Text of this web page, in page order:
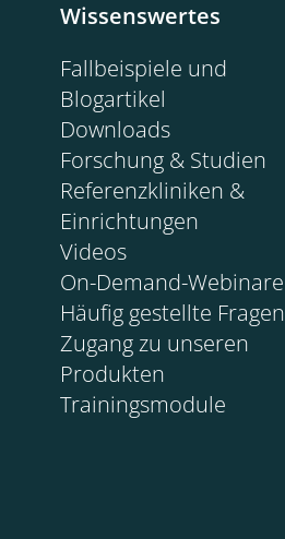
Wissenswertes
Fallbeispiele und
Blogartikel
Downloads
Forschung & Studien
Referenzkliniken &
Einrichtungen
Videos
On-Demand-Webinare
Häufig gestellte Fragen
Zugang zu unseren
Produkten
Trainingsmodule